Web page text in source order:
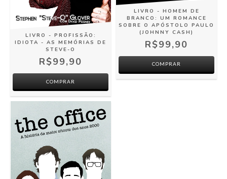
LIVRO - PROFISSÃO:
IDIOTA - AS MEMÓRIAS DE
STEVE-O
R$99,90
LIVRO - HOMEM DE
BRANCO: UM ROMANCE
SOBRE O APÓSTOLO PAULO
(JOHNNY CASH)
R$99,90
COMPRAR